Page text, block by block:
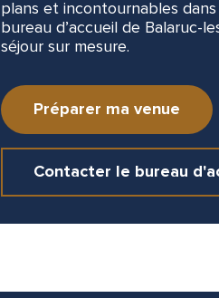
plans et incontournables
bureau d’accueil de Balaruc-
séjour sur mesure.
Préparer ma venue
Contacter le bureau